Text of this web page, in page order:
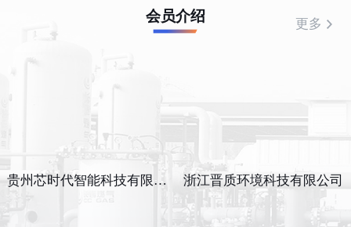
会员介绍 更多
贵州芯时代智能科技有限公司 浙江晋质环境科技有限公司